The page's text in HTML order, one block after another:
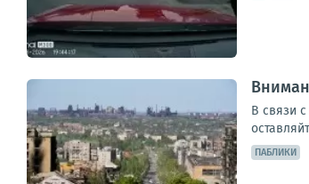
В связи
ПАБЛИКИ